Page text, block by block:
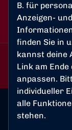
B. für
Anzeigen-
finden Sie in
kannst deine
Link am
anpassen.
individueller
alle
stehen.
RW Lessenich
Frauen